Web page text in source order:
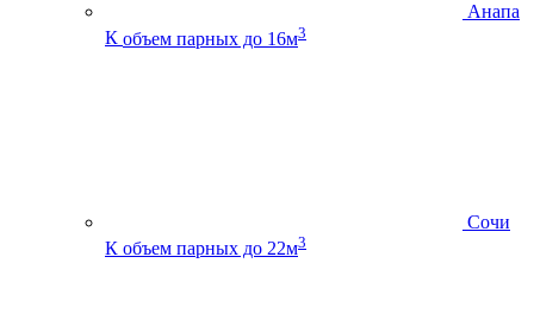
Анапа
К объем парных до 16м3
Сочи
К объем парных до 22м3